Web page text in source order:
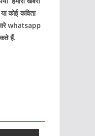
कोई कविता
whatsapp
हैं.